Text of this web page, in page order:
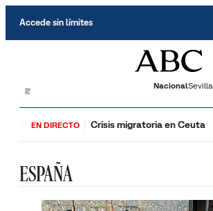
Accede sin límites
NacionalSevilla
EN DIRECTO Crisis migratoria en Ceuta
ESPAÑA